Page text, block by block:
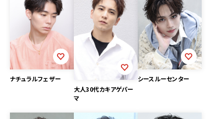
ナチュラルフェザー
大人30代カキアゲパー
マ
シースルーセンター